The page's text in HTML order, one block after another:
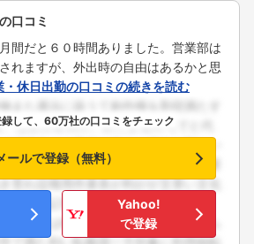
口コミ
間だと６０時間ありました。営業部は
れますが、外出時の自由はあるかと思
・休日出勤の口コミの続きを読む
録して、60万社の口コミをチェック
ールで登録（無料）
Yahoo!
で登録